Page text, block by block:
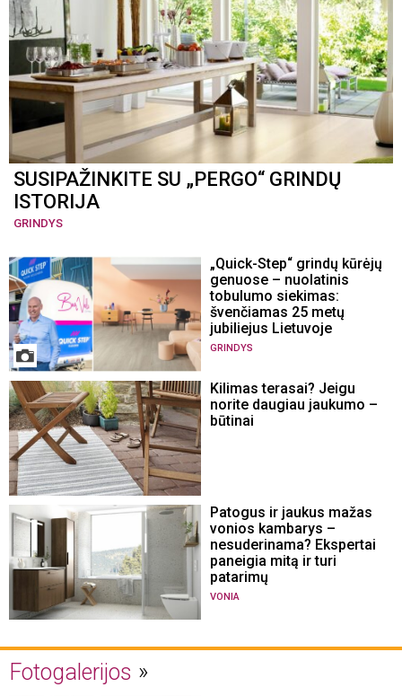
SUSIPAŽINKITE SU „PERGO“ GRINDŲ
ISTORIJA
GRINDYS
„Quick-Step“ grindų kūrėjų
genuose – nuolatinis
tobulumo siekimas:
švenčiamas 25 metų
jubiliejus Lietuvoje
GRINDYS
Kilimas terasai? Jeigu
norite daugiau jaukumo –
būtinai
Patogus ir jaukus mažas
vonios kambarys –
nesuderinama? Ekspertai
paneigia mitą ir turi
patarimų
VONIA
Fotogalerijos